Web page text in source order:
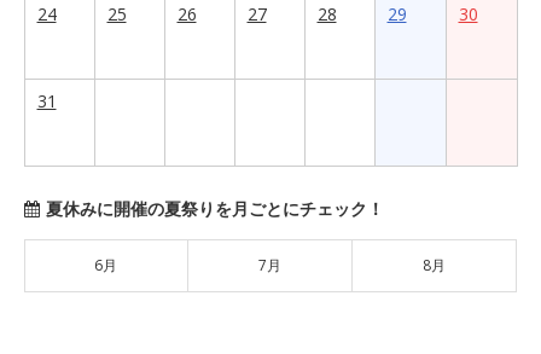
24 25 26 27 28 29 30
31
夏休みに開催の夏祭りを月ごとにチェック！
6月 7月 8月